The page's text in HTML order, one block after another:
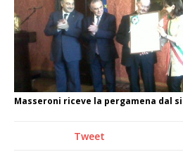
Piscina ex Enal
dell’Asl. Il
provvisoria»
Dieci anni fa
dell’arcivescovo
Masseroni riceve la pergamena dal
Tweet